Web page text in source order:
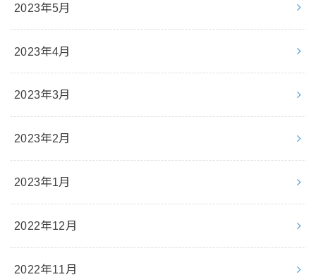
2023年5月
2023年4月
2023年3月
2023年2月
2023年1月
2022年12月
2022年11月